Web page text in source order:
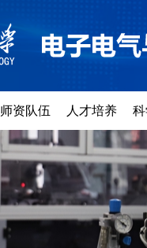
师资队伍 人才培养